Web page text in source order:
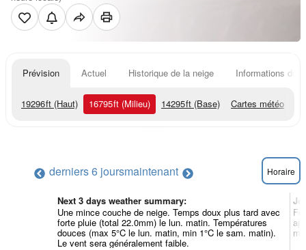
Prévision Actuel Historique de la neige Informations du
19296ft (Haut) 16795ft (Milieu) 14295ft (Base) Cartes météo
derniers 6 joursmaintenant Horaire
Next 3 days weather summary:
Une mince couche de neige. Temps doux plus tard avec
forte pluie (total 22.0mm) le lun. matin. Températures
douces (max 5°C le lun. matin, min 1°C le sam. matin).
Le vent sera généralement faible.